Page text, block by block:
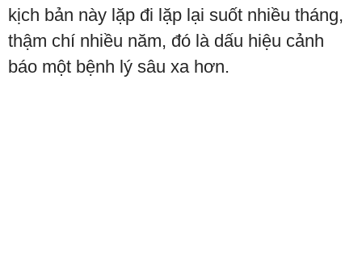
kịch bản này lặp đi lặp lại suốt nhiều tháng,
thậm chí nhiều năm, đó là dấu hiệu cảnh
báo một bệnh lý sâu xa hơn.